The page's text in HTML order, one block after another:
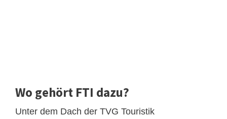
Wo gehört FTI dazu?
Unter dem Dach der TVG Touristik